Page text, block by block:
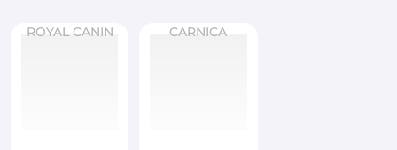
ROYAL CANIN CARNICA